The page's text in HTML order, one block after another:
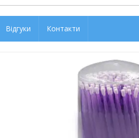
Відгуки Контакти